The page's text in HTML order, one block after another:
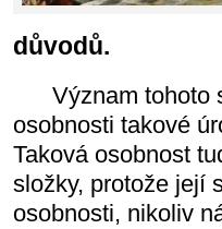
důvodů.
Význam tohoto
osobnosti takové
Taková osobnost
složky, protože její
osobnosti, nikoliv